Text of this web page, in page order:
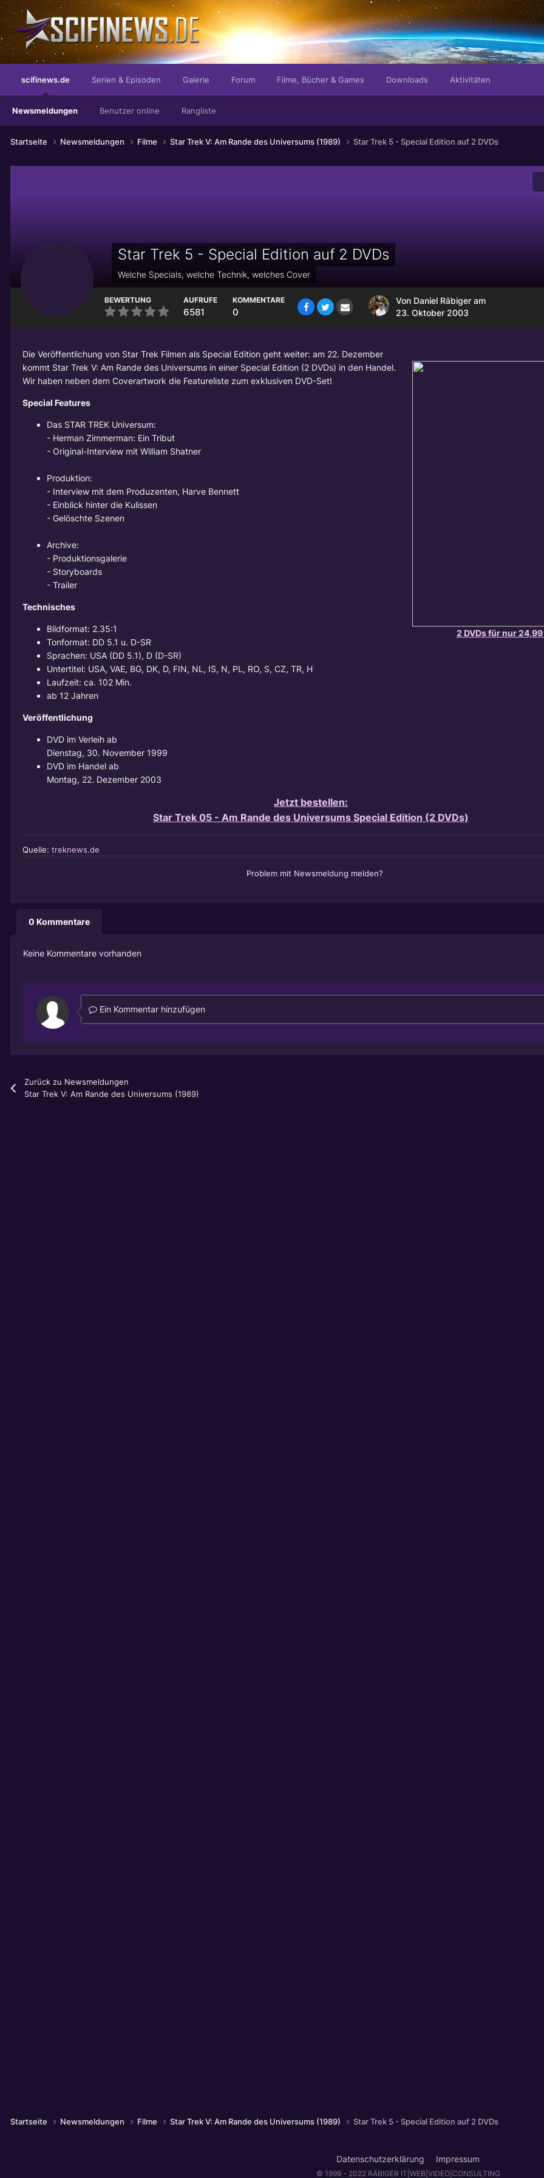
scifinews.de
Newsmeldungen Benutzer online Rangliste
Serien & Episoden Galerie Forum Filme, Bücher & Games Downloads Aktivitäten
Startseite Newsmeldungen Filme Star Trek V: Am Rande des Universums (1989) Star Trek 5 - Special Edition auf 2 DVDs
Star Trek 5 - Special Edition auf 2 DVDs
Welche Specials, welche Technik, welches Cover
BEWERTUNG AUFRUFE
6581
KOMMENTARE
0
Von Daniel Räbiger am
23. Oktober 2003
2 DVDs für nur
Die Veröffentlichung von Star Trek Filmen als Special Edition geht weiter: am 22. Dezember
kommt Star Trek V: Am Rande des Universums in einer Special Edition (2 DVDs) in den Handel.
Wir haben neben dem Coverartwork die Featureliste zum exklusiven DVD-Set!
Special Features
Das STAR TREK Universum:
- Herman Zimmerman: Ein Tribut
- Original-Interview mit William Shatner
Produktion:
- Interview mit dem Produzenten, Harve Bennett
- Einblick hinter die Kulissen
- Gelöschte Szenen
Archive:
- Produktionsgalerie
- Storyboards
- Trailer
Technisches
Bildformat: 2.35:1
Tonformat: DD 5.1 u. D-SR
Sprachen: USA (DD 5.1), D (D-SR)
Untertitel: USA, VAE, BG, DK, D, FIN, NL, IS, N, PL, RO, S, CZ, TR, H
Laufzeit: ca. 102 Min.
ab 12 Jahren
Veröffentlichung
DVD im Verleih ab
Dienstag, 30. November 1999
DVD im Handel ab
Montag, 22. Dezember 2003
Jetzt bestellen:
Star Trek 05 - Am Rande des Universums Special Edition (2 DVDs)
Quelle: treknews.de
Problem mit Newsmeldung melden?
0 Kommentare
Keine Kommentare vorhanden
Ein Kommentar hinzufügen
Zurück zu Newsmeldungen
Star Trek V: Am Rande des Universums (1989)
Startseite Newsmeldungen Filme Star Trek V: Am Rande des Universums (1989) Star Trek 5 - Special Edition auf 2 DVDs
Datenschutzerklärung Impressum
© 1999 - 2022 RÄBIGER IT|WEB|VIDEO|CONSULTING